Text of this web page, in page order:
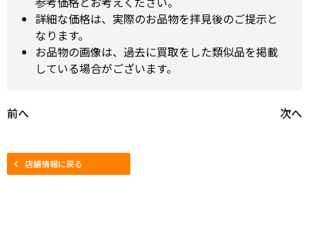
詳細な価格は、実際のお品物を拝見後のご提示と
なります。
お品物の画像は、過去に買取をした類似品を掲載
している場合がございます。
前へ 次へ
店舗情報に戻る